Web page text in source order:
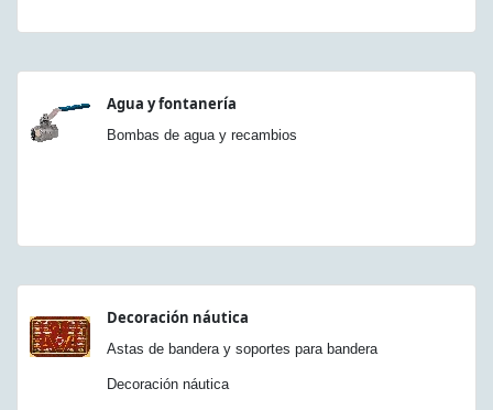
Agua y fontanería
Bombas de agua y recambios
Decoración náutica
Astas de bandera y soportes para bandera
Decoración náutica